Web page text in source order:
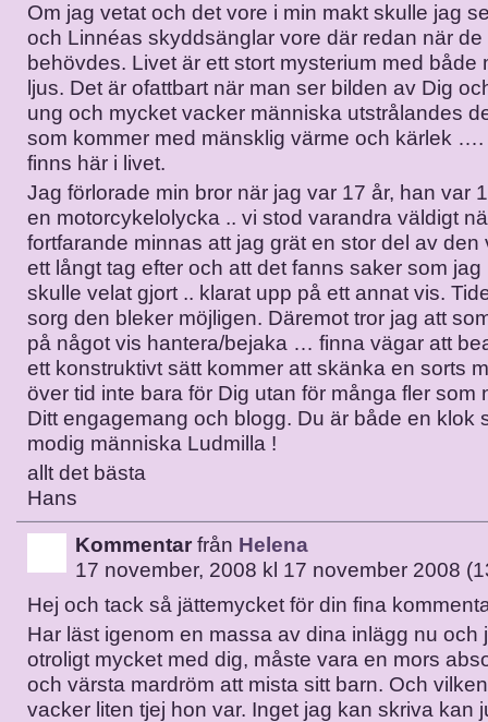
Om jag vetat och det vore i min makt skulle jag
och Linnéas skyddsänglar vore där redan när de
behövdes. Livet är ett stort mysterium med både
ljus. Det är ofattbart när man ser bilden av Dig
ung och mycket vacker människa utstrålandes
som kommer med mänsklig värme och kärlek ….
finns här i livet.
Jag förlorade min bror när jag var 17 år, han var
en motorcykelolycka .. vi stod varandra väldigt
fortfarande minnas att jag grät en stor del av den
ett långt tag efter och att det fanns saker som jag
skulle velat gjort .. klarat upp på ett annat vis.
sorg den bleker möjligen. Däremot tror jag att
på något vis hantera/bejaka … finna vägar att
ett konstruktivt sätt kommer att skänka en sorts
över tid inte bara för Dig utan för många fler som
Ditt engagemang och blogg. Du är både en klok
modig människa Ludmilla !
allt det bästa
Hans
Kommentar från Helena
17 november, 2008 kl 17 november 2008
Hej och tack så jättemycket för din fina
Har läst igenom en massa av dina inlägg nu och
otroligt mycket med dig, måste vara en mors
och värsta mardröm att mista sitt barn. Och
vacker liten tjej hon var. Inget jag kan skriva kan